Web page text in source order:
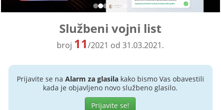
Službeni vojni list
broj 11/2021 od 31.03.2021.
Prijavite se na Alarm za glasilakako bismo Vas obavestili
kada je objavljeno novo službeno glasilo.
Prijavite se!